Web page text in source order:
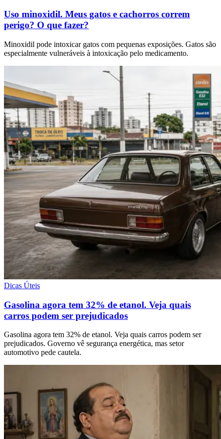
Uso minoxidil. Meus gatos e cachorros correm
perigo? O que fazer?
Minoxidil pode intoxicar gatos com pequenas exposições. Gatos são
especialmente vulneráveis à intoxicação pelo medicamento.
Dicas Úteis
Gasolina agora tem 32% de etanol. Veja quais
carros podem ser prejudicados
Gasolina agora tem 32% de etanol. Veja quais carros podem ser
prejudicados. Governo vê segurança energética, mas setor
automotivo pede cautela.